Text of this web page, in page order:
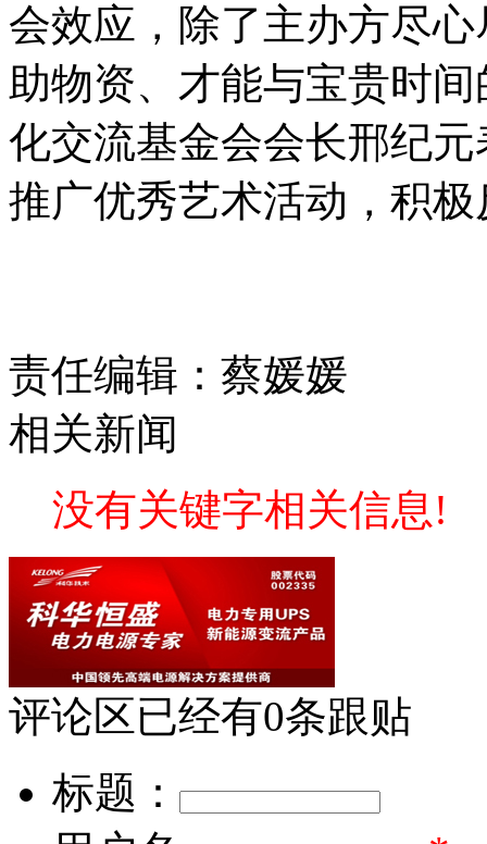
会效应，除了主办方尽
助物资、才能与宝贵时
化交流基金会会长邢纪
推广优秀艺术活动，积
责任编辑：蔡媛媛
相关新闻
没有关键字相关信息!
评论区已经有0条跟贴
标题：